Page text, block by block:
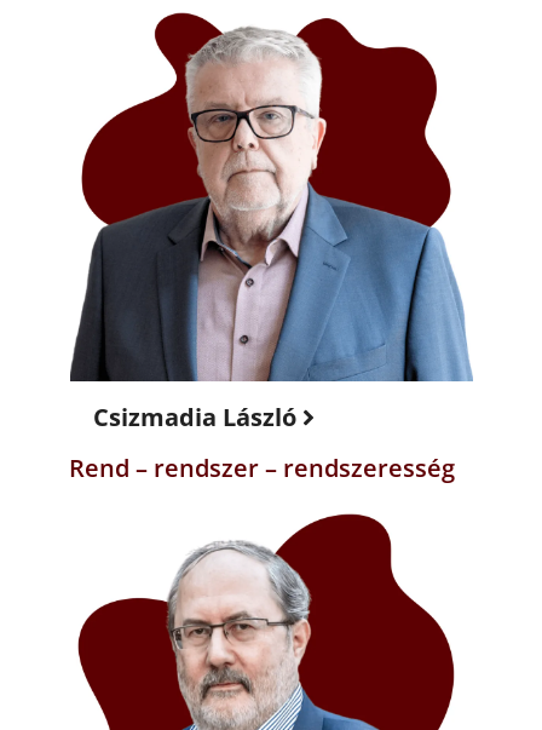
Csizmadia László
Rend – rendszer – rendszeresség